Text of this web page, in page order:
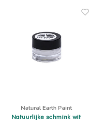
Natural Earth Paint
Natuurlijke schmink wit